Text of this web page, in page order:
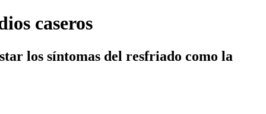
caseros
los síntomas del resfriado como la